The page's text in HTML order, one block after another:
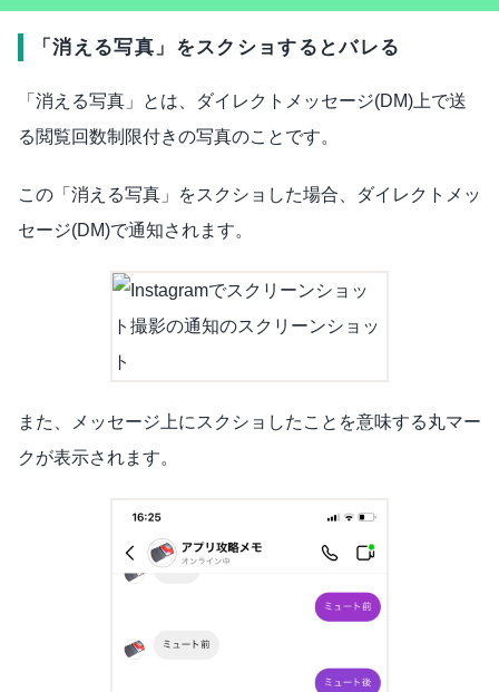
「消える写真」をスクショするとバレる
「消える写真」とは、ダイレクトメッセージ(DM)上で送
る閲覧回数制限付きの写真のことです。
この「消える写真」をスクショした場合、ダイレクトメッ
セージ(DM)で通知されます。
また、メッセージ上にスクショしたことを意味する丸マー
クが表示されます。